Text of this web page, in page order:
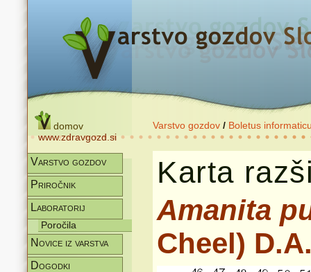
domov
www.zdravgozd.si
Varstvo gozdov / Boletus
Varstvo gozdov
Priročnik
Laboratorij
Poročila
Novice iz varstva
Dogodki
Karta
Amanita
Cheel)